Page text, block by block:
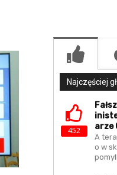
Najczęściej
452
Arze
A
o w